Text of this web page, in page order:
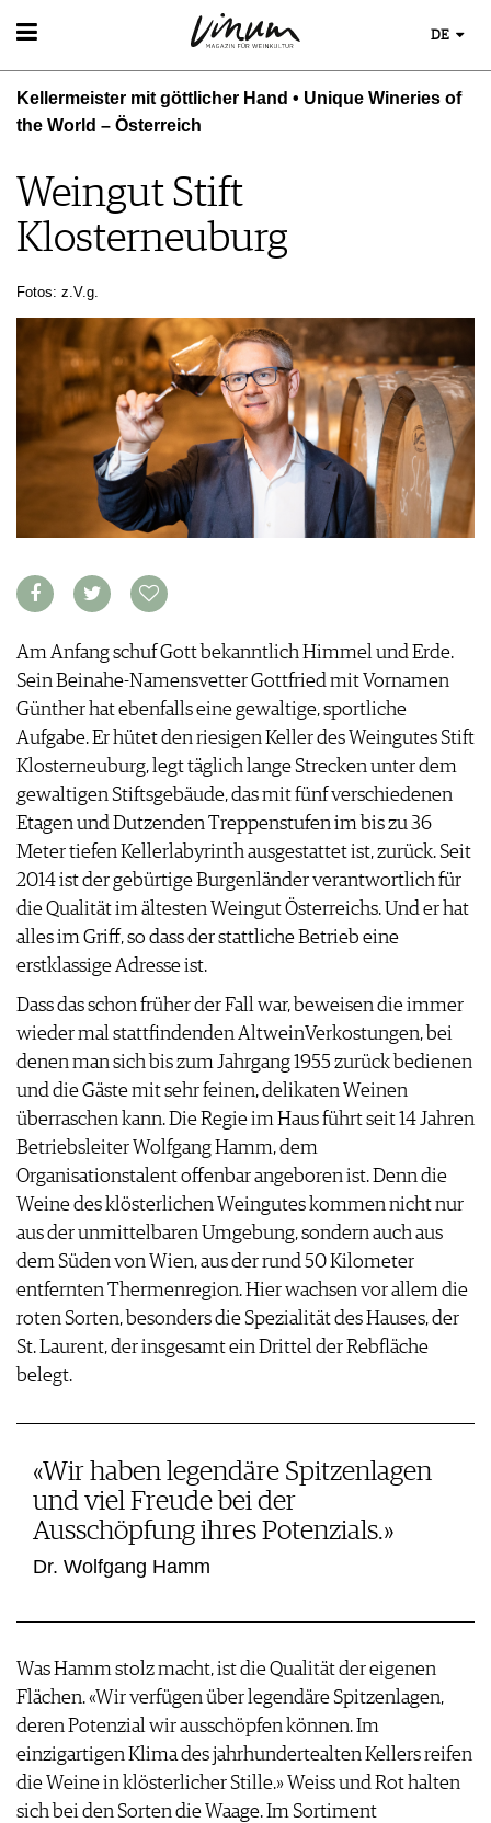
WEIN
WEINSUCHE
GUIDE WEINGÜTER
WINZER
WEINE DES MONATS
TRINKREIFETABELLE
CLUB LES DOMAINES
WEINWISSEN
WEINREGIONEN
WEINLEXIKON
WEINGESCHICHTE
WEINLAGERUNG
INFOGRAFIKEN
TIPPS & TRICKS
NEWS
EVENTS
EVENTKALENDER
AWARDS
EVENT-BILDER
ESSEN & TRINKEN
FOOD PAIRING TIPPS
FOOD PAIRING TABELLE
KULINARIK
HOTSPOTS
WEINREISEN
MAGAZIN
REPORTAGEN
KLARTEXT
ABO
AUSGABE
ARCHIV
VORTEILSWELT
MEDIATHEK
VIDEOS
BÜCHER
NEWS
WEINWIRTSCHAFT
WEINSZENE
PORTRAITS
ANMELDEN
AWARDS
GEWINNSPIELE
VORTEILSWELT
TRINKREIFETABELLE
ABO
WEINSUCHE
NEWSLETTER
WINE TRADE CLUB
REDAKTION
JOBS
WERBUNG
PRESSE
IMPRESSUM
AGB & DATENSCHUTZ
FAQ
DE
Kellermeister mit göttlicher Hand • Unique Wineries of
the World – Österreich
Weingut Stift
Klosterneuburg
Fotos: z.V.g.
Am Anfang schuf Gott bekanntlich Himmel und Erde.
Sein Beinahe-Namensvetter Gottfried mit Vornamen
Günther hat ebenfalls eine gewaltige, sportliche
Aufgabe. Er hütet den riesigen Keller des Weingutes Stift
Klosterneuburg, legt täglich lange Strecken unter dem
gewaltigen Stiftsgebäude, das mit fünf verschiedenen
Etagen und Dutzenden Treppenstufen im bis zu 36
Meter tiefen Kellerlabyrinth ausgestattet ist, zurück. Seit
2014 ist der gebürtige Burgenländer verantwortlich für
die Qualität im ältesten Weingut Österreichs. Und er hat
alles im Griff, so dass der stattliche Betrieb eine
erstklassige Adresse ist.
Dass das schon früher der Fall war, beweisen die immer
wieder mal stattfindenden AltweinVerkostungen, bei
denen man sich bis zum Jahrgang 1955 zurück bedienen
und die Gäste mit sehr feinen, delikaten Weinen
überraschen kann. Die Regie im Haus führt seit 14 Jahren
Betriebsleiter Wolfgang Hamm, dem
Organisationstalent offenbar angeboren ist. Denn die
Weine des klösterlichen Weingutes kommen nicht nur
aus der unmittelbaren Umgebung, sondern auch aus
dem Süden von Wien, aus der rund 50 Kilometer
entfernten Thermenregion. Hier wachsen vor allem die
roten Sorten, besonders die Spezialität des Hauses, der
St. Laurent, der insgesamt ein Drittel der Rebfläche
belegt.
«Wir haben legendäre Spitzenlagen
und viel Freude bei der
Ausschöpfung ihres Potenzials.»
Dr. Wolfgang Hamm
Was Hamm stolz macht, ist die Qualität der eigenen
Flächen. «Wir verfügen über legendäre Spitzenlagen,
deren Potenzial wir ausschöpfen können. Im
einzigartigen Klima des jahrhundertealten Kellers reifen
die Weine in klösterlicher Stille.» Weiss und Rot halten
sich bei den Sorten die Waage. Im Sortiment